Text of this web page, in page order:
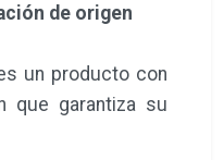
de origen
un producto con
que garantiza su